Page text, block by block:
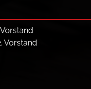
Vorstand
Vorstand